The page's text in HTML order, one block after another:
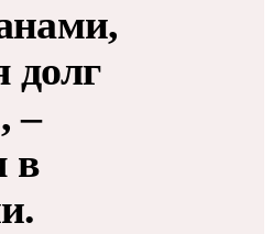
долг
–
в